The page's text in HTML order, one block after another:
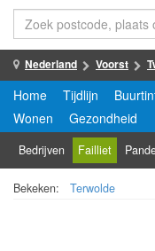
Nederland Voorst
Home Tijdlijn
Wonen
Gezondheid
Bedrijven Failliet
Bekeken: Terwolde